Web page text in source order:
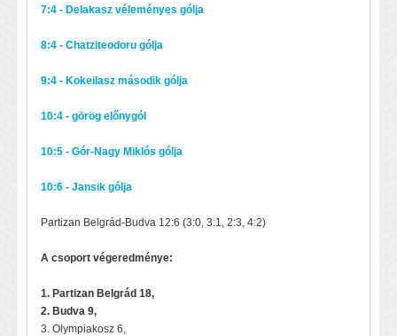
7:4 - Delakasz véleményes gólja
8:4 - Chatziteodoru gólja
9:4 - Kokeilasz második gólja
10:4 - görög előnygól
10:5 - Gór-Nagy Miklós gólja
10:6 - Jansik gólja
Partizan Belgrád-Budva 12:6 (3:0, 3:1, 2:3, 4:2)
A csoport végeredménye:
1. Partizan Belgrád 18,
2. Budva 9,
3. Olympiakosz 6,